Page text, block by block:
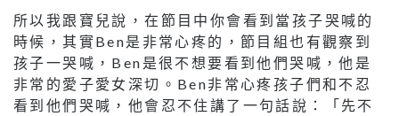
所以我跟寶兒說，在節目中你會看到當孩子哭喊的
時候，其實Ben是非常心疼的，節目組也有觀察到
孩子一哭喊，Ben是很不想要看到他們哭喊，他是
非常的愛子愛女深切。Ben非常心疼孩子們和不忍
看到他們哭喊，他會忍不住講了一句話說：「先不